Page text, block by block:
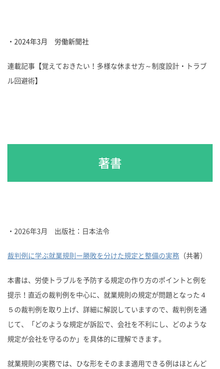
・2024年3月 労働新聞社
連載記事【覚えておきたい！多様な休ませ方～制度設計・トラブ
ル回避術】
著書
・2026年3月 出版社：日本法令
裁判例に学ぶ就業規則ー勝敗を分けた規定と整備の実務 （共著）
本書は、労使トラブルを予防する規定の作り方のポイントと例を
提示！直近の裁判例を中心に、就業規則の規定が問題となった４
５の裁判例を取り上げ、詳細に解説していますので、裁判例を通
じて、「どのような規定が訴訟で、会社を不利にし、どのような
規定が会社を守るのか」を具体的に理解できます。
就業規則の実務では、ひな形をそのまま適用できる例はほとんど